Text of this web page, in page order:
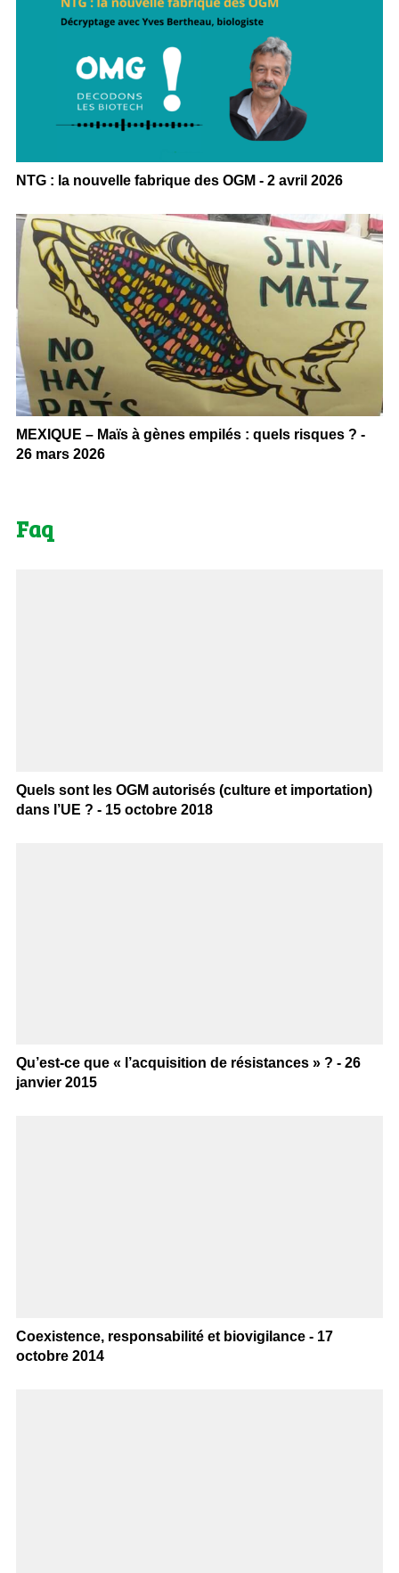
NTG : la nouvelle fabrique des OGM - 2 avril 2026
MEXIQUE – Maïs à gènes empilés : quels risques ? -
26 mars 2026
Faq
Quels sont les OGM autorisés (culture et importation)
dans l’UE ? - 15 octobre 2018
Qu’est-ce que « l’acquisition de résistances » ? - 26
janvier 2015
Coexistence, responsabilité et biovigilance - 17
octobre 2014